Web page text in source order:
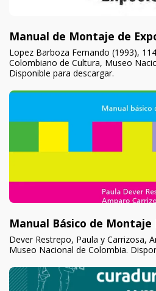
Manual de Montaje de
Lopez Barboza Fernando (1993),
Colombiano de Cultura, Museo
Disponible para descargar.
Manual Básico de Montaje
Dever Restrepo, Paula y Carrizosa,
Museo Nacional de Colombia.